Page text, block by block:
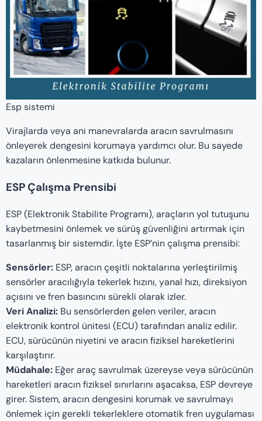
Esp sistemi
Virajlarda veya ani manevralarda aracın savrulmasını
önleyerek dengesini korumaya yardımcı olur. Bu sayede
kazaların önlenmesine katkıda bulunur.
ESP Çalışma Prensibi
ESP (Elektronik Stabilite Programı), araçların yol tutuşunu
kaybetmesini önlemek ve sürüş güvenliğini artırmak için
tasarlanmış bir sistemdir. İşte ESP’nin çalışma prensibi:
Sensörler: ESP, aracın çeşitli noktalarına yerleştirilmiş
sensörler aracılığıyla tekerlek hızını, yanal hızı, direksiyon
açısını ve fren basıncını sürekli olarak izler.
Veri Analizi: Bu sensörlerden gelen veriler, aracın
elektronik kontrol ünitesi (ECU) tarafından analiz edilir.
ECU, sürücünün niyetini ve aracın fiziksel hareketlerini
karşılaştırır.
Müdahale: Eğer araç savrulmak üzereyse veya sürücünün
hareketleri aracın fiziksel sınırlarını aşacaksa, ESP devreye
girer. Sistem, aracın dengesini korumak ve savrulmayı
önlemek için gerekli tekerleklere otomatik fren uygulaması